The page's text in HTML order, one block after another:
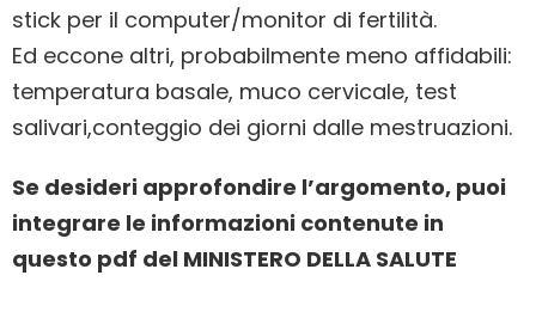
stick per il computer/monitor di fertilità.
Ed eccone altri, probabilmente meno affidabili:
temperatura basale, muco cervicale, test
salivari,conteggio dei giorni dalle mestruazioni.
Se desideri approfondire l’argomento, puoi
integrare le informazioni contenute in
questo pdf del MINISTERO DELLA SALUTE